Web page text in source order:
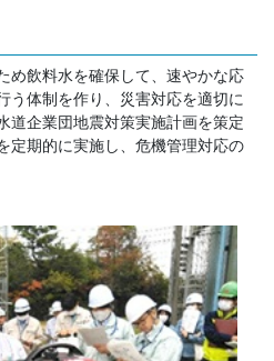
飲料水を確保して、速やかな応
う体制を作り、災害対応を適切に
道企業団地震対策実施計画を策定
定期的に実施し、危機管理対応の